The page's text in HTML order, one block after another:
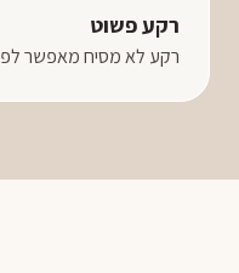
רקע פשוט
רקע לא מסיח מאפשר